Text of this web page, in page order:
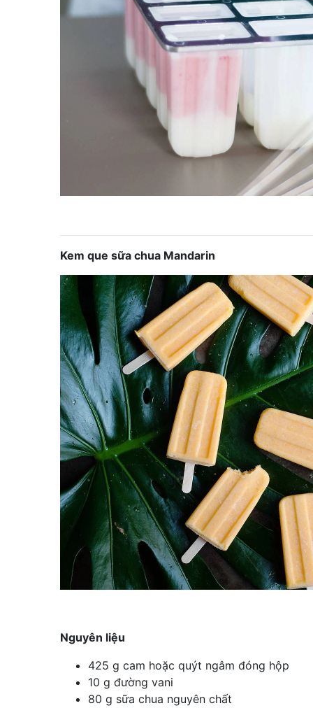
Kem que sữa chua Mandarin
Nguyên liệu
425 g cam hoặc quýt ngâm đóng hộp
10 g đường vani
80 g sữa chua nguyên chất